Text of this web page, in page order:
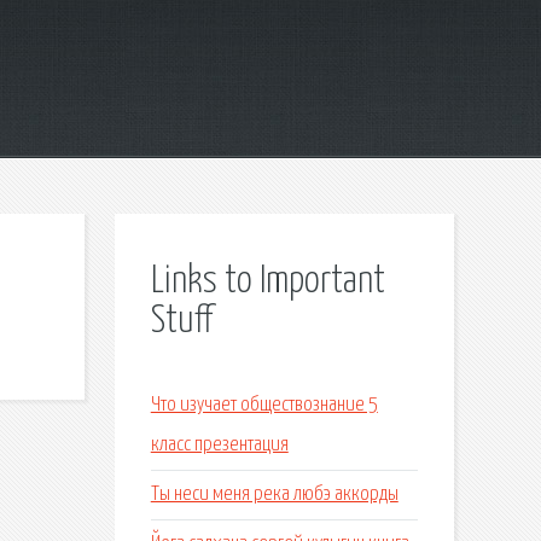
Links to Important
Stuff
Что изучает обществознание 5
класс презентация
Ты неси меня река любэ аккорды